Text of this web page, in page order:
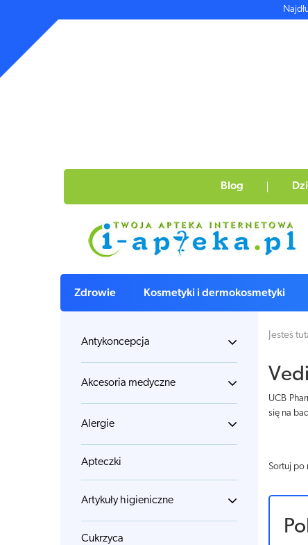
Blog
Zdrowie Kosmetyki i dermokosmetyki
Antykoncepcja
Akcesoria medyczne
Alergie
Apteczki
Artykuły higieniczne
Cukrzyca
Jesteś
UCB
się na
Sortuj po